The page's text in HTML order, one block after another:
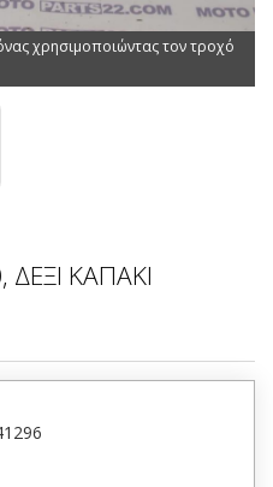
χρησιμοποιώντας τον τροχό
ΔΕΞΙ ΚΑΠΑΚΙ